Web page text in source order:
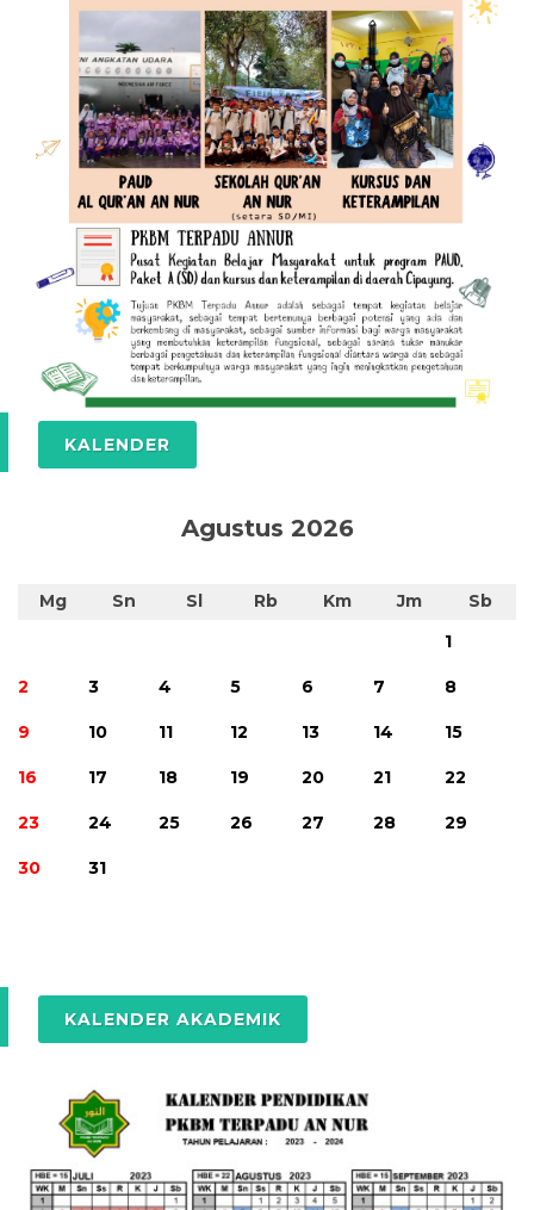
KALENDER
Agustus 2026
Mg Sn Sl Rb Km Jm
Sb
1
2 3 4 5 6 7 8
9 10 11 12 13 14 15
16 17 18 19 20 21 22
23 24 25 26 27 28 29
30 31
KALENDER AKADEMIK